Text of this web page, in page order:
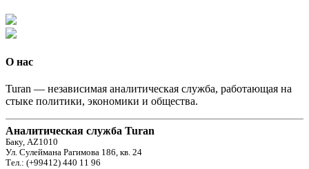
О нас
Turan — независимая аналитическая служба, работающая на
стыке политики, экономики и общества.
Аналитическая служба Turan
Баку, AZ1010
Ул. Сулеймана Рагимова 186, кв. 24
Тел.: (+99412) 440 11 96